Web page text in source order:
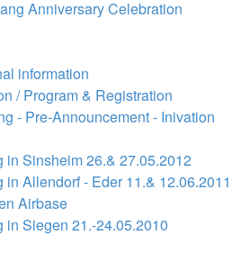
Anniversary Celebration
information
/ Program & Registration
- Pre-Announcement - Inivation
Sinsheim 26.& 27.05.2012
Allendorf - Eder 11.& 12.06.2011
Airbase
Siegen 21.-24.05.2010